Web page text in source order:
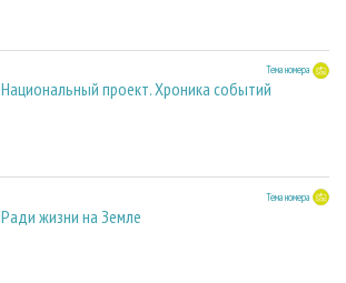
Тема номера
Национальный проект. Хроника событий
Тема номера
Ради жизни на Земле